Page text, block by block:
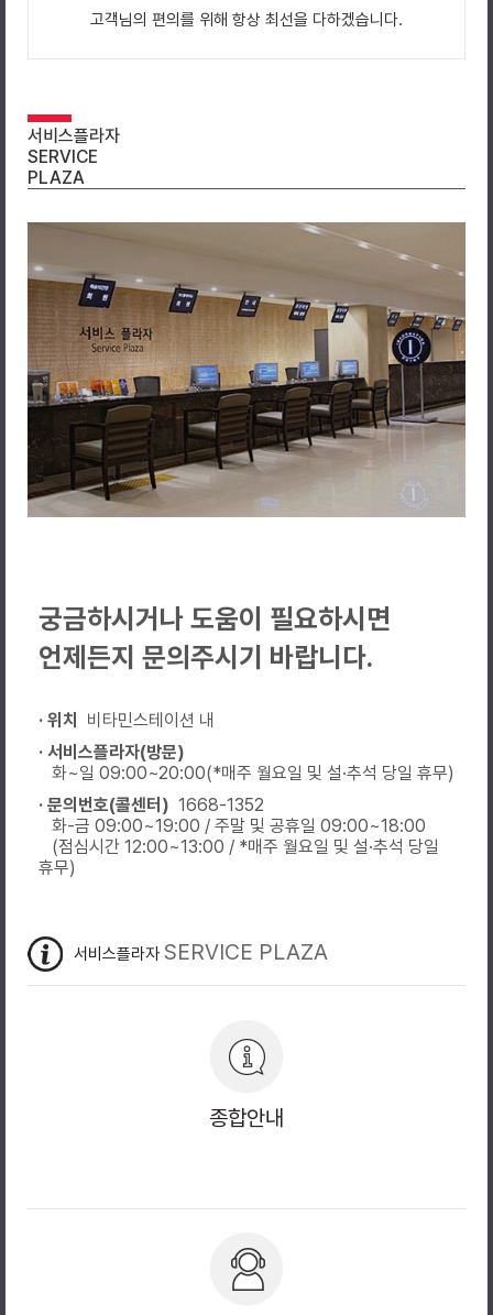
고객님의 편의를 위해 항상 최선을 다하겠습니다.
서비스플라자
SERVICE
PLAZA
궁금하시거나 도움이 필요하시면
언제든지 문의주시기 바랍니다.
· 위치 비타민스테이션 내
· 서비스플라자(방문)
화~일 09:00~20:00(*매주 월요일 및 설·추석 당일 휴무)
· 문의번호(콜센터) 1668-1352
화-금 09:00~19:00 / 주말 및 공휴일 09:00~18:00
(점심시간 12:00~13:00 / *매주 월요일 및 설·추석 당일
휴무)
서비스플라자SERVICE PLAZA
종합안내